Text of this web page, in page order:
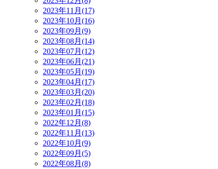
2023年11月(17)
2023年10月(16)
2023年09月(9)
2023年08月(14)
2023年07月(12)
2023年06月(21)
2023年05月(19)
2023年04月(17)
2023年03月(20)
2023年02月(18)
2023年01月(15)
2022年12月(8)
2022年11月(13)
2022年10月(9)
2022年09月(5)
2022年08月(8)